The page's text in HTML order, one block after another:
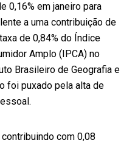
0,16% em janeiro para
a uma contribuição de
de 0,84% do Índice
Amplo (IPCA) no
Brasileiro de Geografia e
foi puxado pela alta de
com 0,08